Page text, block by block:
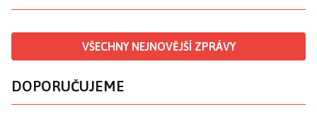
VŠECHNY NEJNOVĚJŠÍ ZPRÁVY
DOPORUČUJEME